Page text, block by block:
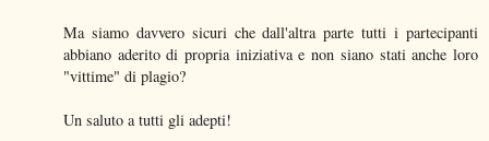
Ma siamo davvero sicuri che dall'altra parte tutti i partecipanti
abbiano aderito di propria iniziativa e non siano stati anche loro
"vittime" di plagio?
Un saluto a tutti gli adepti!